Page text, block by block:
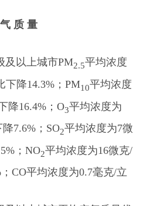
质 量
以上城市PM2.5平均浓度
下降14.3%；PM10平均浓度
降16.4%；O3平均浓度为
7.6%；SO2平均浓度为7微
；NO2平均浓度为16微克/
CO平均浓度为0.7毫克/立